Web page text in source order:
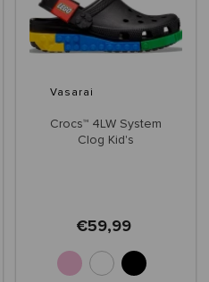
Vasarai
Crocs™ 4LW System
Clog Kid's
€59,99